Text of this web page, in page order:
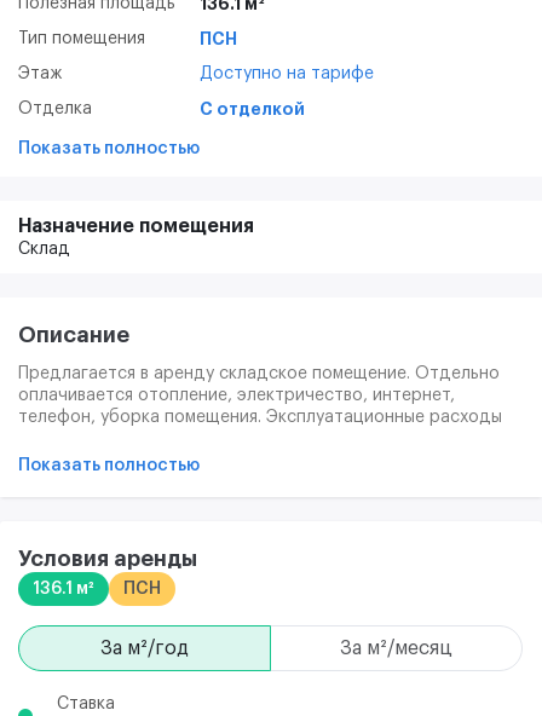
Тип помещения ПСН
Этаж Доступно на тарифе
Отделка С отделкой
Показать полностью
Назначение помещения
Склад
Описание
Предлагается в аренду складское помещение. Отдельно
оплачивается отопление, электричество, интернет,
телефон, уборка помещения. Эксплуатационные расходы
разграничения эксплуатационной ответственности.
грузовыми и пассажирскими лифтами, система АПС,
видеонаблюдение, СКУД, круглосуточная охрана.Высота
потолка 2,83 м.
Показать полностью
Условия аренды
136.1 м² ПСН
за м²/год за м²/месяц
Ставка